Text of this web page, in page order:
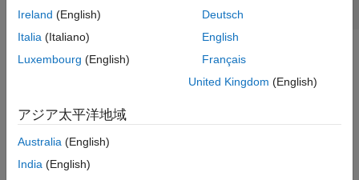
Ireland (English)
Italia (Italiano)
Luxembourg (English)
Deutsch
English
Français
United Kingdom (English)
アジア太平洋地域
Australia (English)
India (English)